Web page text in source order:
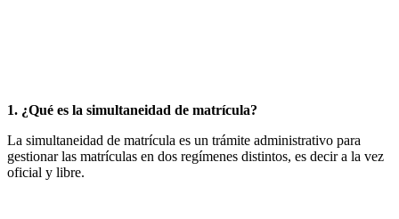
1. ¿Qué es la simultaneidad de matrícula?
La simultaneidad de matrícula es un trámite administrativo para
gestionar las matrículas en dos regímenes distintos, es decir a la vez
oficial y libre.